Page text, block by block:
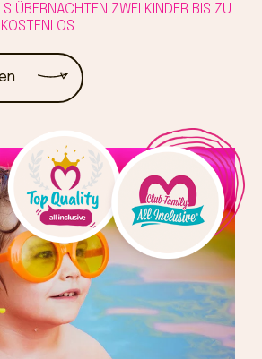
ÜBERNACHTEN ZWEI KINDER BIS ZU